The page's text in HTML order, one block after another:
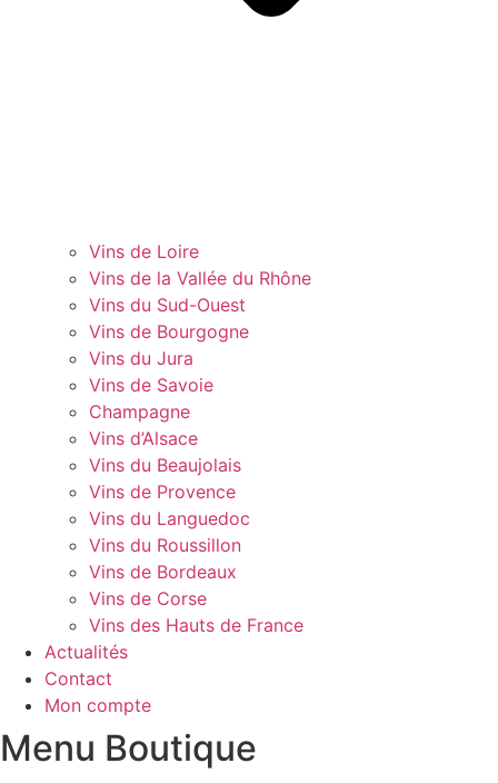
Vins de Loire
Vins de la Vallée du Rhône
Vins du Sud-Ouest
Vins de Bourgogne
Vins du Jura
Vins de Savoie
Champagne
Vins d’Alsace
Vins du Beaujolais
Vins de Provence
Vins du Languedoc
Vins du Roussillon
Vins de Bordeaux
Vins de Corse
Vins des Hauts de France
Actualités
Contact
Mon compte
Menu Boutique